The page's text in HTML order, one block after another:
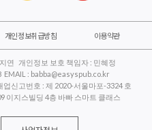
개인정보취급방침 이용약관
연 개인정보 보호 책임자 : 민혜정
EMAIL : babba@easyspub.co.kr
신고번호 : 제 2020-서울마포-3324 호
이지스빌딩 4층 바빠 스마트 클래스